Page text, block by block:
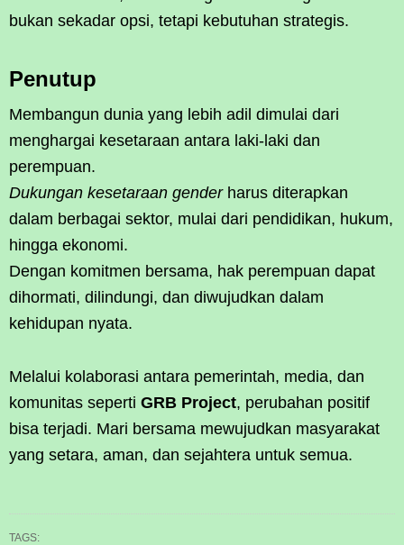
bukan sekadar opsi, tetapi kebutuhan strategis.
Penutup
Membangun dunia yang lebih adil dimulai dari
menghargai kesetaraan antara laki-laki dan
perempuan.
Dukungan kesetaraan genderharus diterapkan
dalam berbagai sektor, mulai dari pendidikan, hukum,
hingga ekonomi.
Dengan komitmen bersama, hak perempuan dapat
dihormati, dilindungi, dan diwujudkan dalam
kehidupan nyata.
Melalui kolaborasi antara pemerintah, media, dan
komunitas seperti GRB Project, perubahan positif
bisa terjadi. Mari bersama mewujudkan masyarakat
yang setara, aman, dan sejahtera untuk semua.
TAGS: